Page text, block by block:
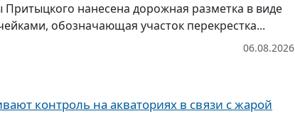
нанесена дорожная разметка в виде
обозначающая участок перекрестка...
06.08.2026
контроль на акваториях в связи с жарой